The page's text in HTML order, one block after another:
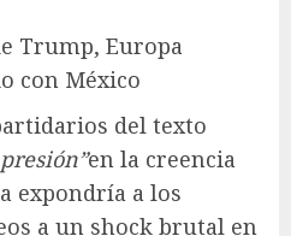
Trump, Europa
con México
del texto
en la creencia
expondría a los
a un shock brutal en